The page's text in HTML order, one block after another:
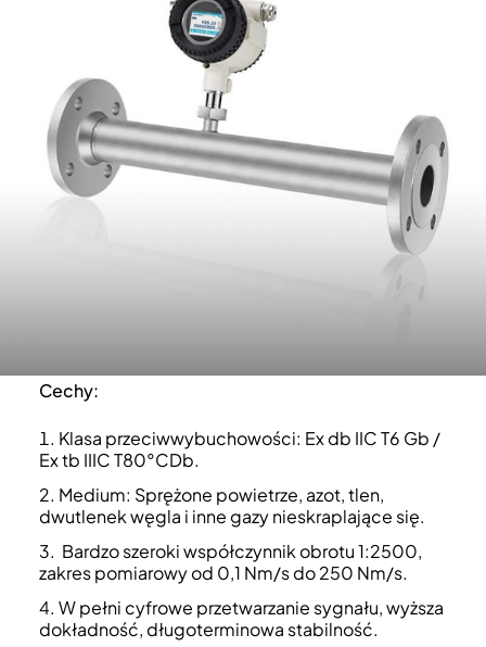
Cechy:
Klasa przeciwwybuchowości: Ex db IIC T6 Gb /
Ex tb IIIC T80°CDb.
Medium: Sprężone powietrze, azot, tlen,
dwutlenek węgla i inne gazy nieskraplające się.
Bardzo szeroki współczynnik obrotu 1:2500,
zakres pomiarowy od 0,1 Nm/s do 250 Nm/s.
W pełni cyfrowe przetwarzanie sygnału, wyższa
dokładność, długoterminowa stabilność.